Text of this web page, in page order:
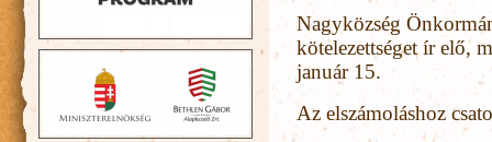
Nagyközség
kötelezettséget ír elő,
január 15.
Az elszámoláshoz